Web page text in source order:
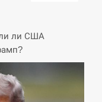
критикувати
–…
ли США